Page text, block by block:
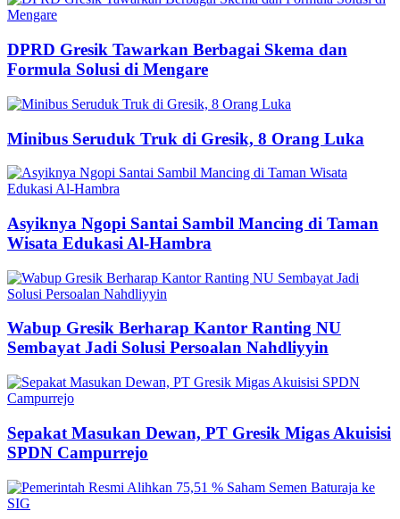
DPRD Gresik Tawarkan Berbagai Skema dan
Formula Solusi di Mengare
Minibus Seruduk Truk di Gresik, 8 Orang Luka
Asyiknya Ngopi Santai Sambil Mancing di Taman
Wisata Edukasi Al-Hambra
Wabup Gresik Berharap Kantor Ranting NU
Sembayat Jadi Solusi Persoalan Nahdliyyin
Sepakat Masukan Dewan, PT Gresik Migas Akuisisi
SPDN Campurrejo